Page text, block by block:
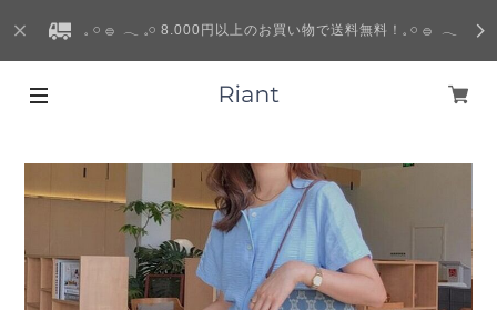
𓈒 𓏸 𓐍 𓂃 𓈒𓏸 8.000円以上のお買い物で送料無料！𓈒 𓏸 𓐍 𓂃